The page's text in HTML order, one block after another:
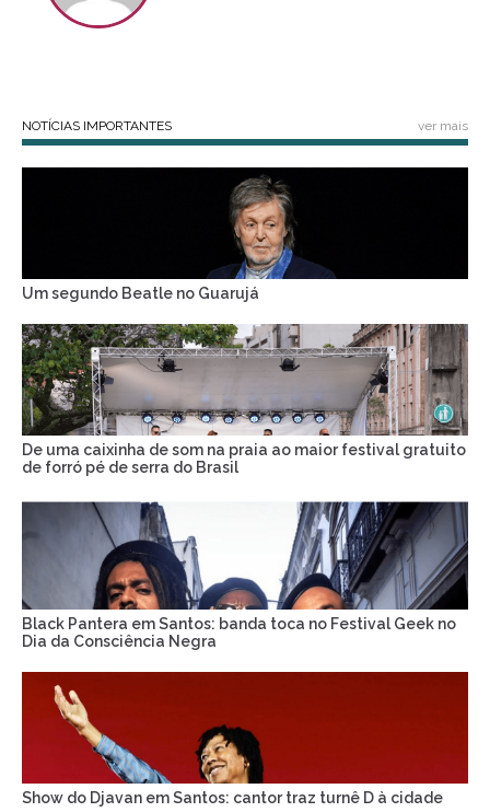
NOTÍCIAS IMPORTANTES ver mais
Um segundo Beatle no Guarujá
De uma caixinha de som na praia ao maior festival gratuito
de forró pé de serra do Brasil
Black Pantera em Santos: banda toca no Festival Geek no
Dia da Consciência Negra
Show do Djavan em Santos: cantor traz turnê D à cidade